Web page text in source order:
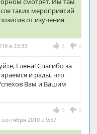
таких мероприятий
от изучения
3 0
в 23:33
Елена! Спасибо за
и рады, что
Вам и Вашим
0 0
сентября 2019 в 9:57